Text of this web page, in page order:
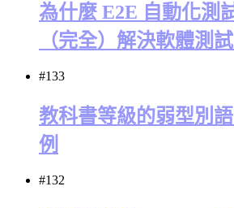
為什麼 E2E 自動化測
（完全）解決軟體測
#133
教科書等級的弱型別
例
#132